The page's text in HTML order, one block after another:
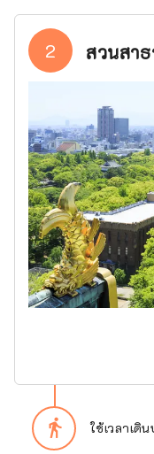
2 สวนสา
directions_walk ใช้เวลาเดิ